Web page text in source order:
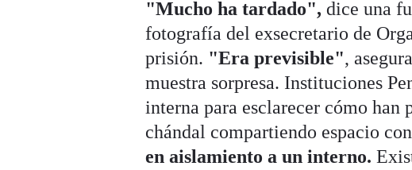
"Mucho ha tardado", dice una
fotografía del exsecretario de
prisión. "Era previsible",
muestra sorpresa. Instituciones
interna para esclarecer cómo han
chándal compartiendo espacio
en aislamiento a un interno.